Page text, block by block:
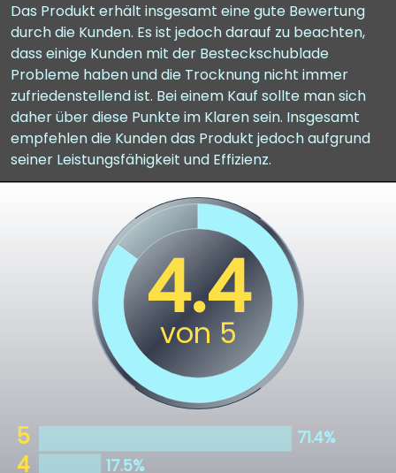
Das Produkt erhält insgesamt eine gute Bewertung
durch die Kunden. Es ist jedoch darauf zu beachten,
dass einige Kunden mit der Besteckschublade
Probleme haben und die Trocknung nicht immer
zufriedenstellend ist. Bei einem Kauf sollte man sich
daher über diese Punkte im Klaren sein. Insgesamt
empfehlen die Kunden das Produkt jedoch aufgrund
seiner Leistungsfähigkeit und Effizienz.